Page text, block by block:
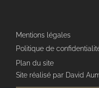
Mentions légales
Politique de
Plan du site
Site réalisé par David